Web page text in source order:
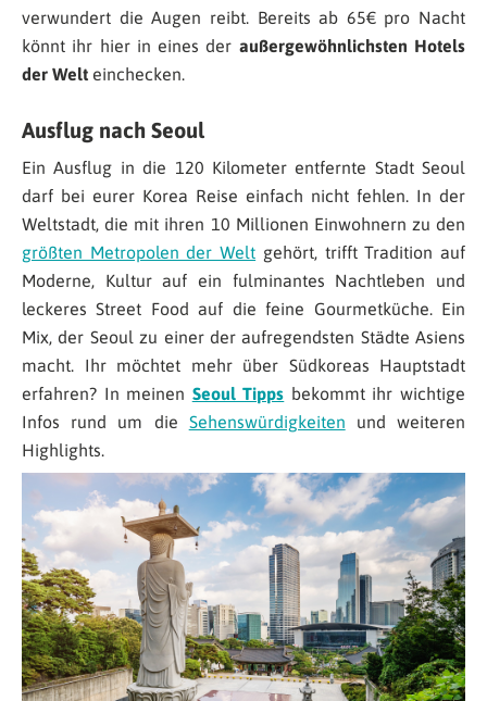
verwundert die Augen reibt. Bereits ab 65€ pro Nacht
könnt ihr hier in eines der außergewöhnlichsten Hotels
der Welt einchecken.
Ausflug nach Seoul
Ein Ausflug in die 120 Kilometer entfernte Stadt Seoul
darf bei eurer Korea Reise einfach nicht fehlen. In der
Weltstadt, die mit ihren 10 Millionen Einwohnern zu den
größten Metropolen der Welt gehört, trifft Tradition auf
Moderne, Kultur auf ein fulminantes Nachtleben und
leckeres Street Food auf die feine Gourmetküche. Ein
Mix, der Seoul zu einer der aufregendsten Städte Asiens
macht. Ihr möchtet mehr über Südkoreas Hauptstadt
erfahren? In meinen Seoul Tipps bekommt ihr wichtige
Infos rund um die Sehenswürdigkeiten und weiteren
Highlights.